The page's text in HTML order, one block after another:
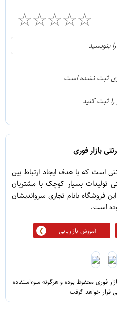
☆
☆
☆
☆
☆
21
1
بنویسید
ثبت نشده است
را ثبت کنید
بازار فوری
است که با هدف ایجاد ارتباط بین
تولیدات بسیار کوچک با مشتریان
فروشگاه بانام تجاری سرواندیشان
آموزش بازاریابی
فوری محفوظ بوده و هرگونه سوءاستفاده
قرار خواهد گرفت